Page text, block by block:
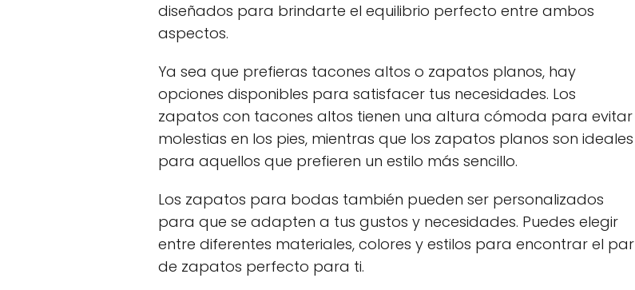
diseñados para brindarte el equilibrio perfecto entre ambos
aspectos.
Ya sea que prefieras tacones altos o zapatos planos, hay
opciones disponibles para satisfacer tus necesidades. Los
zapatos con tacones altos tienen una altura cómoda para evitar
molestias en los pies, mientras que los zapatos planos son ideales
para aquellos que prefieren un estilo más sencillo.
Los zapatos para bodas también pueden ser personalizados
para que se adapten a tus gustos y necesidades. Puedes elegir
entre diferentes materiales, colores y estilos para encontrar el par
de zapatos perfecto para ti.